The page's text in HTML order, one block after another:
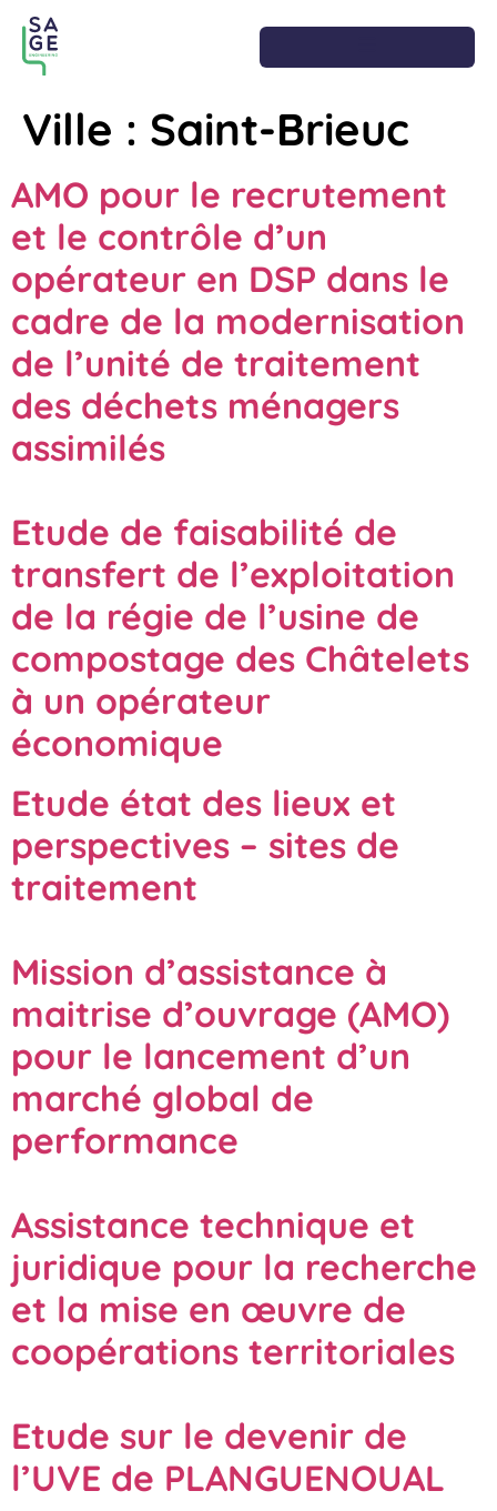
Ville : Saint-Brieuc
AMO pour le recrutement
et le contrôle d’un
opérateur en DSP dans le
cadre de la modernisation
de l’unité de traitement
des déchets ménagers
assimilés
Etude de faisabilité de
transfert de l’exploitation
de la régie de l’usine de
compostage des Châtelets
à un opérateur
économique
Etude état des lieux et
perspectives – sites de
traitement
Mission d’assistance à
maitrise d’ouvrage (AMO)
pour le lancement d’un
marché global de
performance
Assistance technique et
juridique pour la recherche
et la mise en œuvre de
coopérations territoriales
Etude sur le devenir de
l’UVE de PLANGUENOUAL